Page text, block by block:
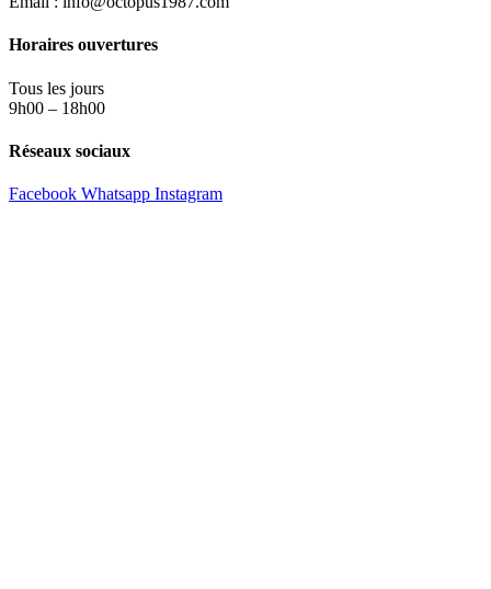
Horaires ouvertures
Tous les jours
9h00 – 18h00
Réseaux sociaux
Facebook Whatsapp Instagram